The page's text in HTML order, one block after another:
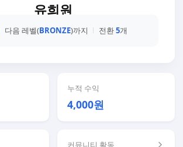
유희원
다음 레벨(BRONZE)까지 전환5개
누적 수익
4,000원
커뮤니티 활동